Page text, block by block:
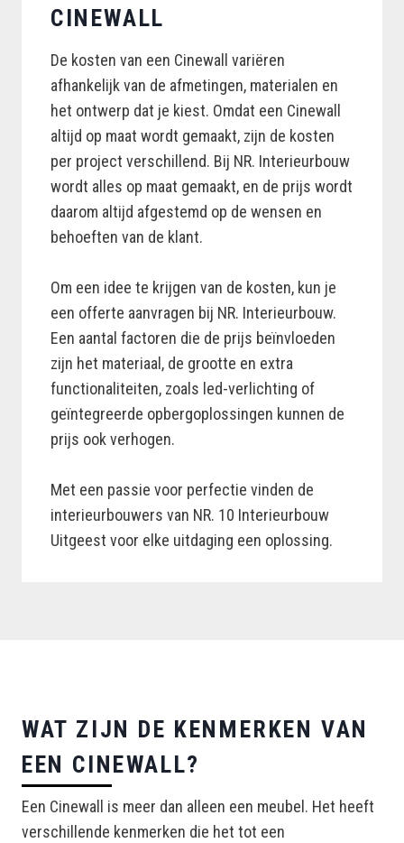
CINEWALL
De kosten van een Cinewall variëren
afhankelijk van de afmetingen, materialen en
het ontwerp dat je kiest. Omdat een Cinewall
altijd op maat wordt gemaakt, zijn de kosten
per project verschillend. Bij NR. Interieurbouw
wordt alles op maat gemaakt, en de prijs wordt
daarom altijd afgestemd op de wensen en
behoeften van de klant.
Om een idee te krijgen van de kosten, kun je
een offerte aanvragen bij NR. Interieurbouw.
Een aantal factoren die de prijs beïnvloeden
zijn het materiaal, de grootte en extra
functionaliteiten, zoals led-verlichting of
geïntegreerde opbergoplossingen kunnen de
prijs ook verhogen.
Met een passie voor perfectie vinden de
interieurbouwers van NR. 10 Interieurbouw
Uitgeest voor elke uitdaging een oplossing.
WAT ZIJN DE KENMERKEN VAN
EEN CINEWALL?
Een Cinewall is meer dan alleen een meubel. Het heeft
verschillende kenmerken die het tot een